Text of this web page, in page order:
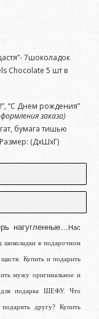
7шоколадок
Chocolate 5 шт в
“С Днем рождения”
заказа)
бумага тишью
(ДхШхГ)
нагугленные…Нас
шоколадки в подарочном
Купить и подарить
мужу оригинальное и
для подарка ШЕФУ. Что
другу? Купить